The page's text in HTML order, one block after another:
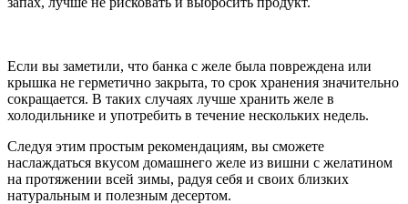
Если вы заметили, что банка с желе была повреждена или
крышка не герметично закрыта, то срок хранения значительно
сокращается. В таких случаях лучше хранить желе в
холодильнике и употребить в течение нескольких недель.
Следуя этим простым рекомендациям, вы сможете
наслаждаться вкусом домашнего желе из вишни с желатином
на протяжении всей зимы, радуя себя и своих близких
натуральным и полезным десертом.